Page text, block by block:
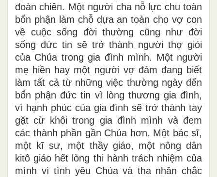
đoàn chiên. Một người cha nỗ lực chu toàn
bổn phận làm chỗ dựa an toàn cho vợ con
về cuộc sống đời thường cũng như đời
sống đức tin sẽ trở thành người thợ giỏi
của Chúa trong gia đình mình. Một người
mẹ hiền hay một người vợ đảm đang biết
làm tất cả từ những việc thường ngày đến
bổn phận đức tin vì lòng thương gia đình,
vì hạnh phúc của gia đình sẽ trở thành tay
gặt cừ khôi trong gia đình mình và đem
các thành phần gần Chúa hơn. Một bác sĩ,
một kĩ sư, một thầy giáo, một nông dân
kitô giáo hết lòng thi hành trách nhiệm của
mình vì tình yêu Chúa và tha nhân chắc